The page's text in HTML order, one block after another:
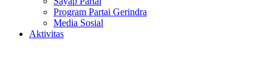
Program Partai Gerindra
Media Sosial
Aktivitas